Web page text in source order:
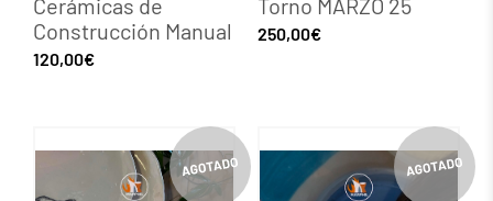
Construcción Manual
120,00€
250,00€